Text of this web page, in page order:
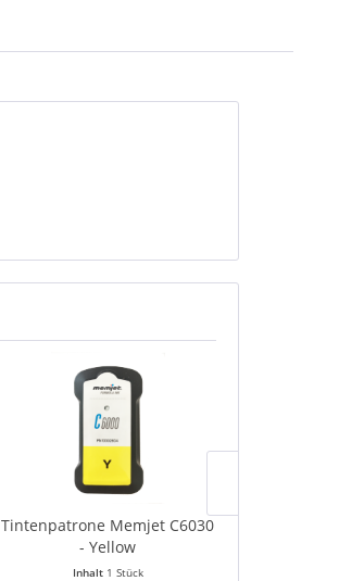
Tintenpatrone Memjet C6030
- Yellow
Inhalt 1 Stück